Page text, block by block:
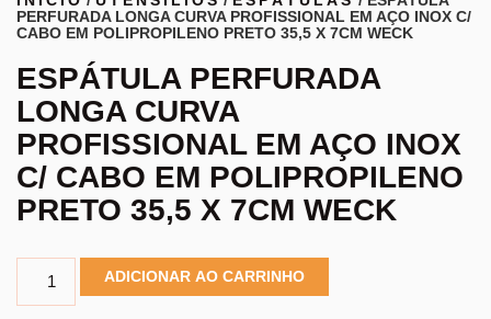
PERFURADA LONGA CURVA PROFISSIONAL EM AÇO INOX C/
CABO EM POLIPROPILENO PRETO 35,5 X 7CM WECK
ESPÁTULA PERFURADA
LONGA CURVA
PROFISSIONAL EM AÇO INOX
C/ CABO EM POLIPROPILENO
PRETO 35,5 X 7CM WECK
ADICIONAR AO CARRINHO